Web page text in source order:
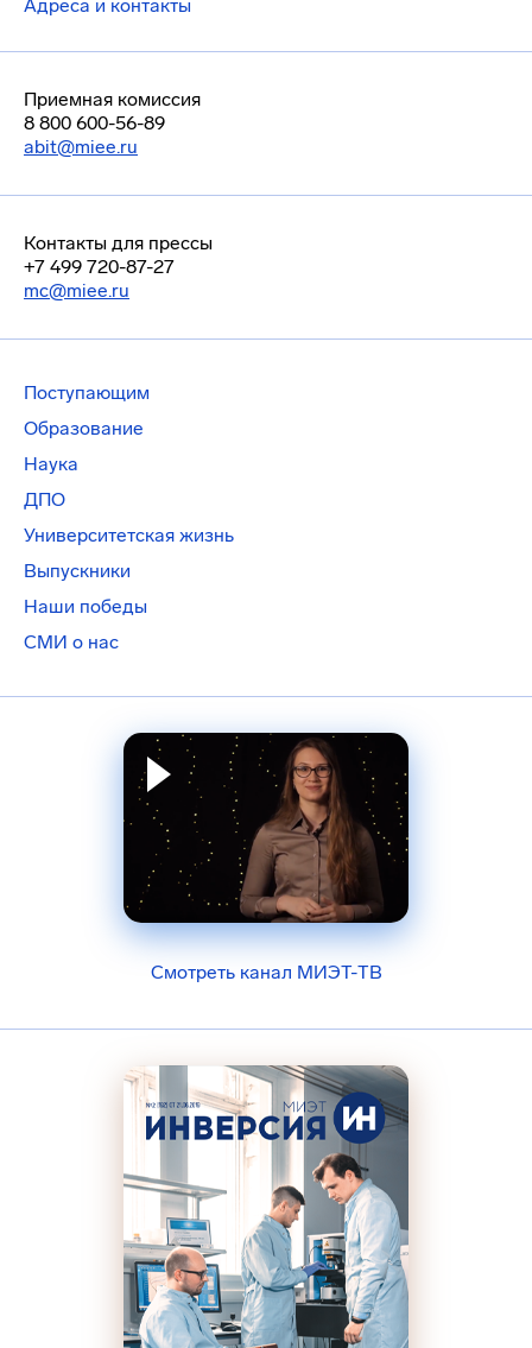
Адреса и контакты
Приемная комиссия
8 800 600-56-89
abit@miee.ru
Контакты для прессы
+7 499 720-87-27
mc@miee.ru
Поступающим
Образование
Наука
ДПО
Университетская жизнь
Выпускники
Наши победы
СМИ о нас
Смотреть канал МИЭТ-ТВ